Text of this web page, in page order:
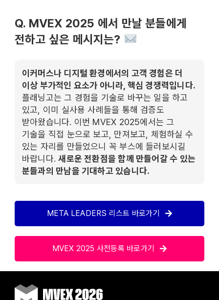
Q. MVEX 2025 에서 만날 분들에게
전하고 싶은 메시지는?
이커머스나 디지털 환경에서의 고객 경험은 더
이상 부가적인 요소가 아니라, 핵심 경쟁력입니다.
플래닝고는 그 경험을 기술로 바꾸는 일을 하고
있고, 이미 실사용 사례들을 통해 검증도
받아왔습니다. 이번 MVEX 2025에서는 그
기술을 직접 눈으로 보고, 만져보고, 체험하실 수
있는 자리를 만들었으니 꼭 부스에 들러보시길
바랍니다.새로운 전환점을 함께 만들어갈 수 있는
분들과의 만남을 기대하고 있습니다.
META LEADERS 리스트 바로가기
MVEX 2025 사전등록 바로가기